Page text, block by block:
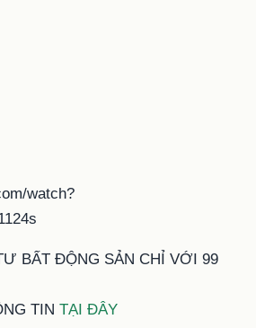
watch?
BẤT ĐỘNG SẢN CHỈ VỚI 99
TIN TẠI ĐÂY